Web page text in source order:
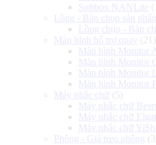
Softbox NANLite
Lồng - Bàn chụp sản
Lồng chụp - Bàn
Màn hình hỗ trợ quay (21)
Màn hình Monitor
Màn hình Monitor
Màn hình Monitor
Màn hình Monitor
Máy nhắc chữ (5)
Máy nhắc chữ
Máy nhắc chữ
Máy nhắc chữ YiShi
Phông - Giá treo phông